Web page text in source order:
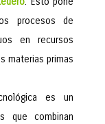
procesos de
en recursos
materias primas
es un
que combinan